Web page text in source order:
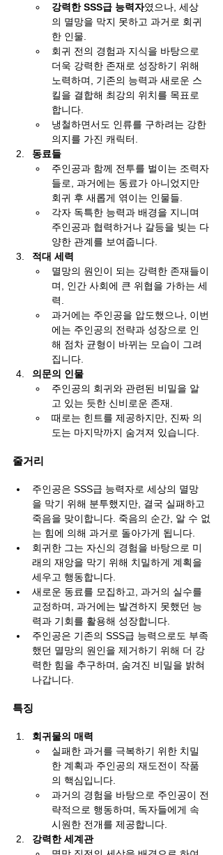
강력한 SSS급 능력자였으나, 세상
의 멸망을 막지 못하고 과거로 회귀
한 인물.
회귀 전의 경험과 지식을 바탕으로
더욱 강력한 존재로 성장하기 위해
노력하며, 기존의 능력과 새로운 스
킬을 결합해 최강의 위치를 목표로
합니다.
냉철하면서도 인류를 구하려는 강한
의지를 가진 캐릭터.
동료들
주인공과 함께 전투를 벌이는 조력자
들로, 과거에는 동료가 아니었지만
회귀 후 새롭게 엮이는 인물들.
각자 독특한 능력과 배경을 지니며
주인공과 협력하거나 갈등을 빚는 다
양한 관계를 보여줍니다.
적대 세력
멸망의 원인이 되는 강력한 존재들이
며, 인간 사회에 큰 위협을 가하는 세
력.
과거에는 주인공을 압도했으나, 이번
에는 주인공의 전략과 성장으로 인
해 점차 균형이 바뀌는 모습이 그려
집니다.
의문의 인물
주인공의 회귀와 관련된 비밀을 알
고 있는 듯한 신비로운 존재.
때로는 힌트를 제공하지만, 진짜 의
도는 마지막까지 숨겨져 있습니다.
줄거리
주인공은 SSS급 능력자로 세상의 멸망
을 막기 위해 분투했지만, 결국 실패하고
죽음을 맞이합니다. 죽음의 순간, 알 수 없
는 힘에 의해 과거로 돌아가게 됩니다.
회귀한 그는 자신의 경험을 바탕으로 미
래의 재앙을 막기 위해 치밀하게 계획을
세우고 행동합니다.
새로운 동료를 모집하고, 과거의 실수를
교정하며, 과거에는 발견하지 못했던 능
력과 기회를 활용해 성장합니다.
주인공은 기존의 SSS급 능력으로도 부족
했던 멸망의 원인을 제거하기 위해 더 강
력한 힘을 추구하며, 숨겨진 비밀을 밝혀
나갑니다.
특징
회귀물의 매력
실패한 과거를 극복하기 위한 치밀
한 계획과 주인공의 재도전이 작품
의 핵심입니다.
과거의 경험을 바탕으로 주인공이 전
략적으로 행동하며, 독자들에게 속
시원한 전개를 제공합니다.
강력한 세계관